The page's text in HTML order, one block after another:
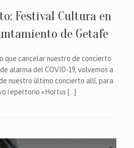
Festival Cultura en
de Getafe
que cancelar nuestro de concierto
alarma del COVID-19, volvemos a
nuestro último concierto allí, para
repertorio «Hortus […]